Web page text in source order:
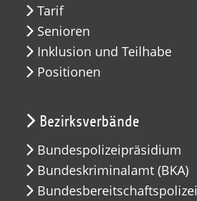
Tarif
Senioren
Inklusion und Teilhabe
Positionen
Bezirksverbände
Bundespolizeipräsidium
Bundeskriminalamt (BKA)
Bundesbereitschaftspolizei